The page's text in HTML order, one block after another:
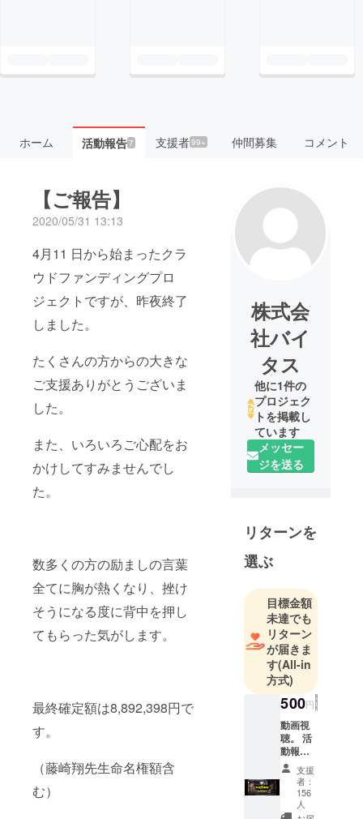
ホーム 活動報告7 支援者99+ 仲間募集 コメント
【ご報告】
2020/05/31 13:13
4月11 日から始まったクラ
ウドファンディングプロ
ジェクトですが、昨夜終了
しました。
たくさんの方からの大きな
ご支援ありがとうございま
した。
また、いろいろご心配をお
かけしてすみませんでし
た。
数多くの方の励ましの言葉
全てに胸が熱くなり、挫け
そうになる度に背中を押し
てもらった気がします。
最終確定額は8,892,398円で
す。
（藤崎翔先生命名権額含
む）
株式会
社バイ
タス
他に1件の
プロジェク
トを掲載し
ています
メッセー
ジを送る
リターンを
選ぶ
目標金額
未達でも
リターン
が届きま
す(All-in
方式)
500円
動画視
聴。 活
動報告
にお進
み頂
き、 支
援者限
定閲覧
支援
者：
156
人